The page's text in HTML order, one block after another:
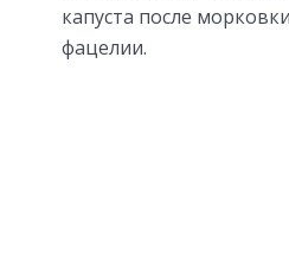
капуста после
фацелии.